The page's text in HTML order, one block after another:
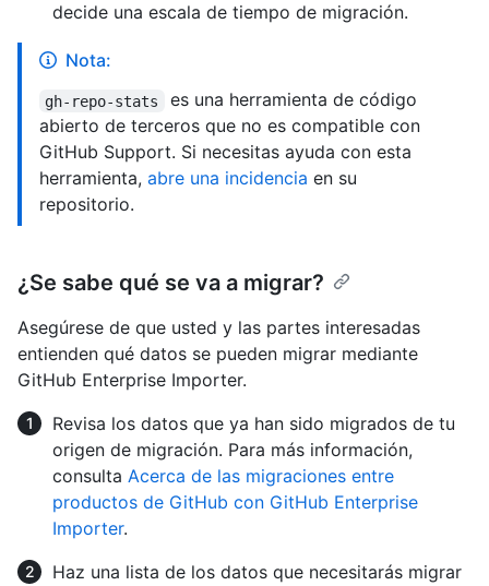
decide una escala de tiempo de migración.
Nota:
gh-repo-stats
es una herramienta de código
abierto de terceros que no es compatible con
GitHub Support. Si necesitas ayuda con esta
herramienta, abre una incidencia en su
repositorio.
¿Se sabe qué se va a migrar?
Asegúrese de que usted y las partes interesadas
entienden qué datos se pueden migrar mediante
GitHub Enterprise Importer.
Revisa los datos que ya han sido migrados de tu
origen de migración. Para más información,
consulta Acerca de las migraciones entre
productos de GitHub con GitHub Enterprise
Importer.
Haz una lista de los datos que necesitarás migrar